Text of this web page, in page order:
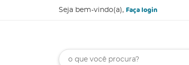
Seja bem-vindo(a), Faça login